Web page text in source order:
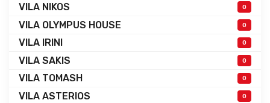
VILA NIKOS 0
VILA OLYMPUS HOUSE 0
VILA IRINI 0
VILA SAKIS 0
VILA TOMASH 0
VILA ASTERIOS 0